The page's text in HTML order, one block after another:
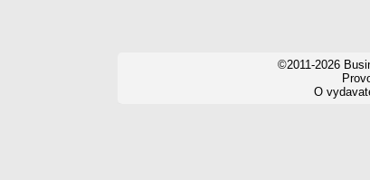
©2011-2026
O